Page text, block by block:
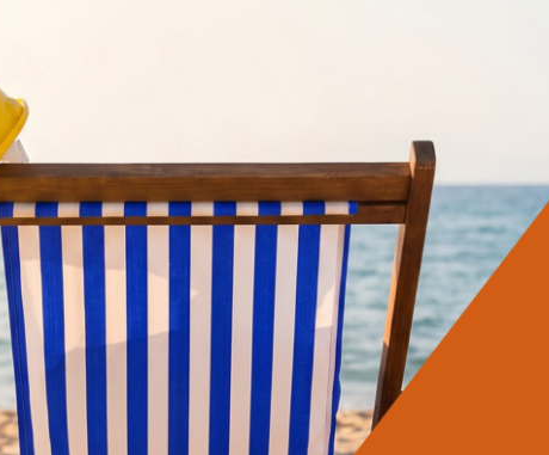
Visite tecniche e consulenze svolte da
esperti ESEL CPT, presso i cantieri delle
aziende interessate.
LEGGI DI PIÙ